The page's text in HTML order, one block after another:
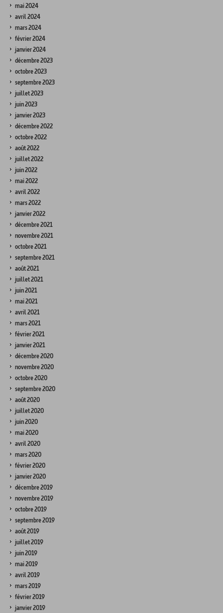
mai 2024
avril 2024
mars 2024
février 2024
janvier 2024
décembre 2023
octobre 2023
septembre 2023
juillet 2023
juin 2023
janvier 2023
décembre 2022
octobre 2022
août 2022
juillet 2022
juin 2022
mai 2022
avril 2022
mars 2022
janvier 2022
décembre 2021
novembre 2021
octobre 2021
septembre 2021
août 2021
juillet 2021
juin 2021
mai 2021
avril 2021
mars 2021
février 2021
janvier 2021
décembre 2020
novembre 2020
octobre 2020
septembre 2020
août 2020
juillet 2020
juin 2020
mai 2020
avril 2020
mars 2020
février 2020
janvier 2020
décembre 2019
novembre 2019
octobre 2019
septembre 2019
août 2019
juillet 2019
juin 2019
mai 2019
avril 2019
mars 2019
février 2019
janvier 2019